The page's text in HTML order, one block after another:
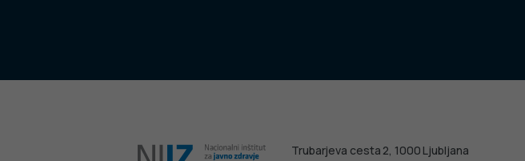
Trubarjeva cesta 2, 1000 Ljubljana